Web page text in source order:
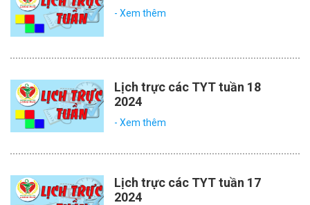
- Xem thêm
Lịch trực các TYT tuần 18
2024
- Xem thêm
Lịch trực các TYT tuần 17
2024